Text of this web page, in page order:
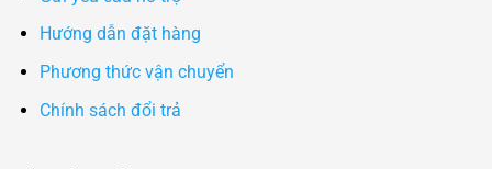
Hướng dẫn đặt hàng
Phương thức vận chuyển
Chính sách đổi trả